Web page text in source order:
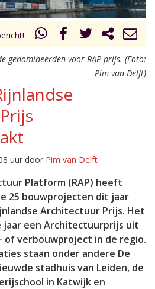
genomineerden voor RAP prijs. (Foto:
Pim van Delft)
uur door Pim van Delft
Platform (RAP) heeft
25 bouwprojecten dit jaar
Architectuur Prijs. Het
jaar een Architectuurprijs uit
verbouwproject in de regio.
staan onder andere De
stadhuis van Leiden, de
in Katwijk en